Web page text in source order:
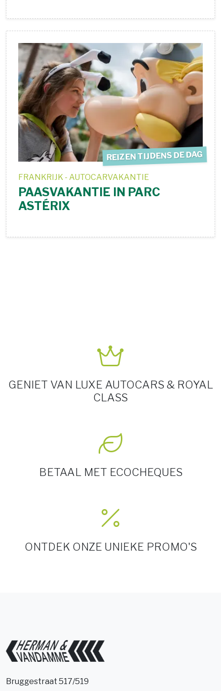
REIZEN TIJDENS DE DAG
FRANKRIJK - AUTOCARVAKANTIE
PAASVAKANTIE IN PARC
ASTÉRIX
GENIET VAN LUXE AUTOCARS & ROYAL
CLASS
BETAAL MET ECOCHEQUES
ONTDEK ONZE UNIEKE PROMO'S
Bruggestraat 517/519